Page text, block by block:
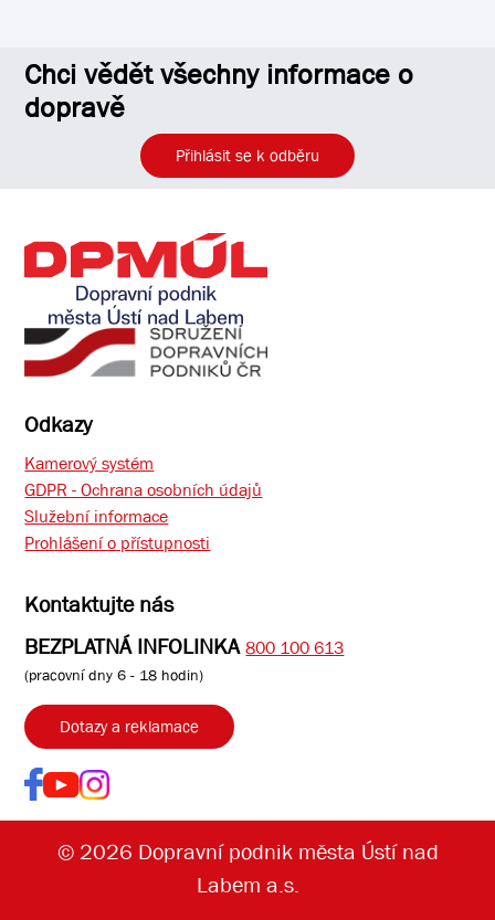
Chci vědět všechny informace o
dopravě
Přihlásit se k odběru
Odkazy
Kamerový systém
GDPR - Ochrana osobních údajů
Služební informace
Prohlášení o přístupnosti
Kontaktujte nás
BEZPLATNÁ INFOLINKA 800 100 613
(pracovní dny 6 - 18 hodin)
Dotazy a reklamace
© 2026 Dopravní podnik města Ústí nad
Labem a.s.